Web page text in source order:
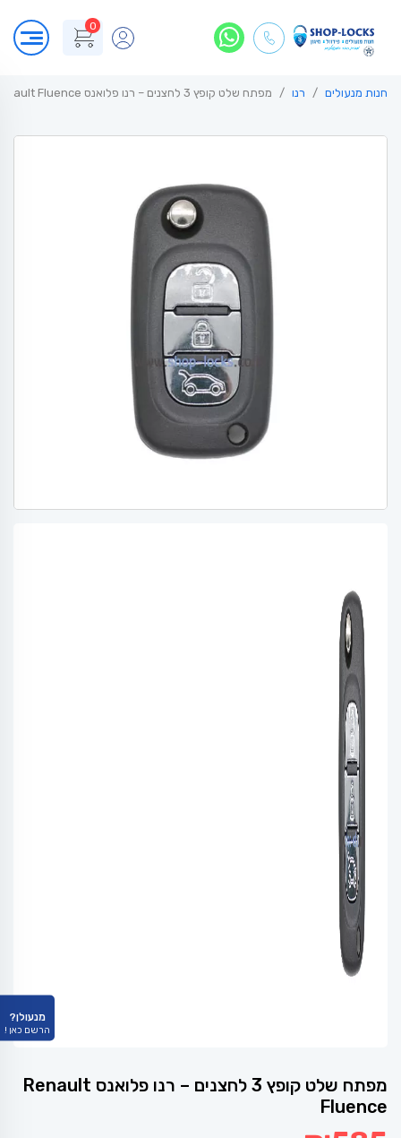
0
חנות מנעולים רנו מפתח שלט קופץ 3 לחצנים – רנו פלואנס Renault Fluence
מפתח שלט קופץ 3 לחצנים – רנו פלואנס Renault
Fluence
מנעולן?
הרשם כאן !